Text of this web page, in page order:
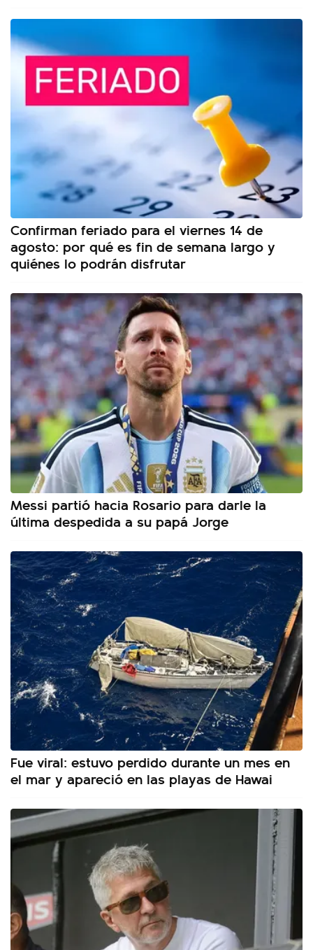
Confirman feriado para el viernes 14 de
agosto: por qué es fin de semana largo y
quiénes lo podrán disfrutar
Messi partió hacia Rosario para darle la
última despedida a su papá Jorge
Fue viral: estuvo perdido durante un mes en
el mar y apareció en las playas de Hawai